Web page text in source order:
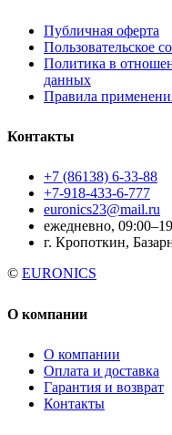
Публичная оферта
Пользовательское
Политика в
данных
Правила
Контакты
+7 (86138) 6-33-88
+7-918-433-6-777
euronics23@mail.ru
ежедневно,
г. Кропоткин,
© EURONICS
О компании
О компании
Оплата и доставка
Гарантия и возврат
Контакты